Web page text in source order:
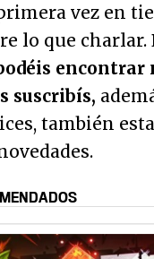
vez en
lo que charlar.
encontrar
suscribís,
también